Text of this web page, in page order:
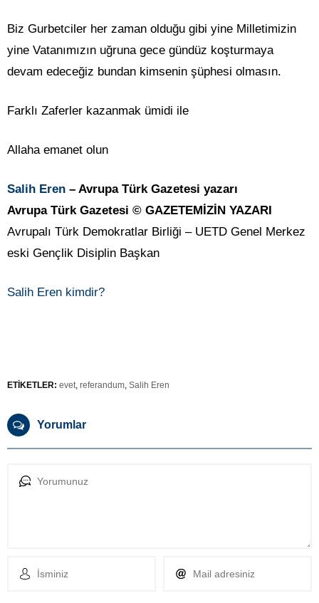
Biz Gurbetciler her zaman olduğu gibi yine Milletimizin
yine Vatanımızın uğruna gece gündüz koşturmaya
devam edeceğiz bundan kimsenin şüphesi olmasın.
Farklı Zaferler kazanmak ümidi ile
Allaha emanet olun
Salih Eren – Avrupa Türk Gazetesi yazarı
Avrupa Türk Gazetesi © GAZETEMİZİN YAZARI
Avrupalı Türk Demokratlar Birliği – UETD Genel Merkez
eski Gençlik Disiplin Başkan
Salih Eren kimdir?
ETİKETLER: evet, referandum, Salih Eren
Yorumlar